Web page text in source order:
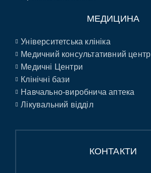
МЕДИЦИНА
Університетська клініка
Медичний консультативний центр
Медичні Центри
Клінічні бази
Навчально-виробнича аптека
Лікувальний відділ
КОНТАКТИ